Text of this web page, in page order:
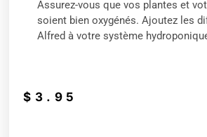
Assurez-vous que vos plantes et
soient bien oxygénés. Ajoutez les
Alfred à votre système
$ 3.95